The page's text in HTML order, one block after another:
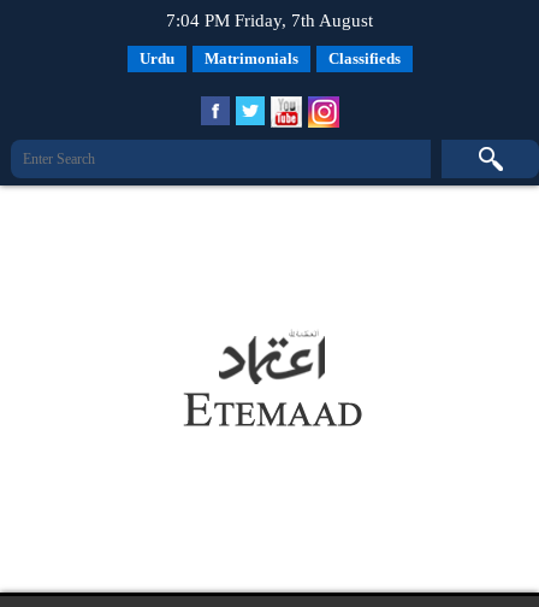
7:04 PM Friday, 7th August
Urdu Matrimonials Classifieds